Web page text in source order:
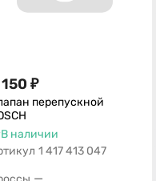
₽
перепускной
В наличии
1 417 413 047